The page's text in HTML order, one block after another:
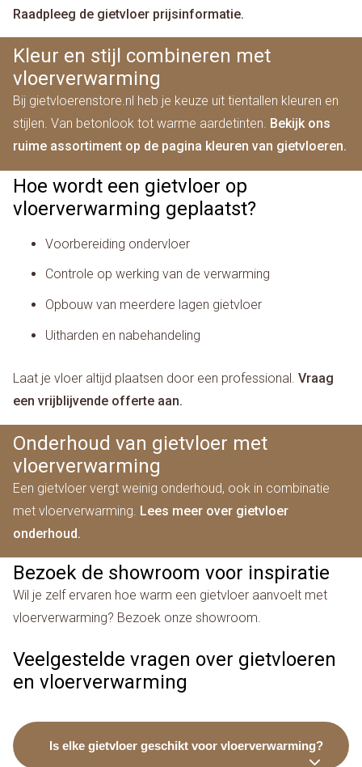
Raadpleeg de gietvloer prijsinformatie.
Kleur en stijl combineren met
vloerverwarming
Bij gietvloerenstore.nl heb je keuze uit tientallen kleuren en
stijlen. Van betonlook tot warme aardetinten. Bekijk ons
ruime assortiment op de pagina kleuren van gietvloeren.
Hoe wordt een gietvloer op
vloerverwarming geplaatst?
Voorbereiding ondervloer
Controle op werking van de verwarming
Opbouw van meerdere lagen gietvloer
Uitharden en nabehandeling
Laat je vloer altijd plaatsen door een professional. Vraag
een vrijblijvende offerte aan.
Onderhoud van gietvloer met
vloerverwarming
Een gietvloer vergt weinig onderhoud, ook in combinatie
met vloerverwarming. Lees meer over gietvloer
onderhoud.
Bezoek de showroom voor inspiratie
Wil je zelf ervaren hoe warm een gietvloer aanvoelt met
vloerverwarming? Bezoek onze showroom.
Veelgestelde vragen over gietvloeren
en vloerverwarming
Is elke gietvloer geschikt voor vloerverwarming?